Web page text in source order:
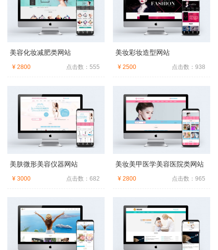
美容化妆减肥类网站
点击数：555
¥ 2800
美妆彩妆造型网站
点击数：938
¥ 2500
美肤微形美容仪器网站
点击数：682
¥ 3000
美妆美甲医学美容医院类网站
点击数：965
¥ 2800